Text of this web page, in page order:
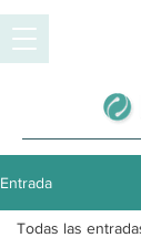
Entrada
Todas las